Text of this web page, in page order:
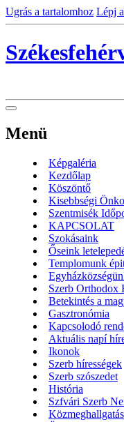
Ugrás a tartalomhoz Lépj
Menü
Képgaléria
Kezdőlap
Köszöntő
Kisebbségi
Szentmisék
KAPCSOLAT
Szokásaink
Őseink
Templomunk
Szerb Orthodox
Betekintés a
Gasztronómia
Kapcsolodó
Aktuális napí
Ikonok
Szerb hírességek
Szerb szószedet
História
Szfvári Szerb
Közmeghallgatás